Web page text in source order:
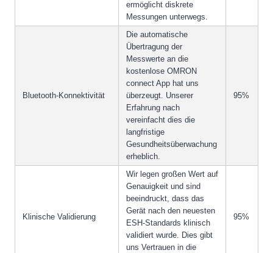
ermöglicht diskrete
Messungen unterwegs.
Bluetooth-Konnektivität
Die automatische
Übertragung der
Messwerte an die
kostenlose OMRON
connect App hat uns
überzeugt. Unserer
Erfahrung nach
vereinfacht dies die
langfristige
Gesundheitsüberwachung
erheblich.
95%
Klinische Validierung
Wir legen großen Wert auf
Genauigkeit und sind
beeindruckt, dass das
Gerät nach den neuesten
ESH-Standards klinisch
validiert wurde. Dies gibt
uns Vertrauen in die
95%